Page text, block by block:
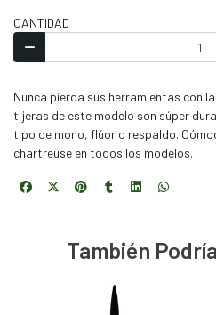
CANTIDAD
Nunca pierda sus herramientas con
tijeras de este modelo son súper
tipo de mono, flúor o respaldo.
chartreuse en todos los modelos.
También